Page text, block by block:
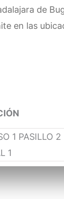
de
en las
1 PASILLO 2
1